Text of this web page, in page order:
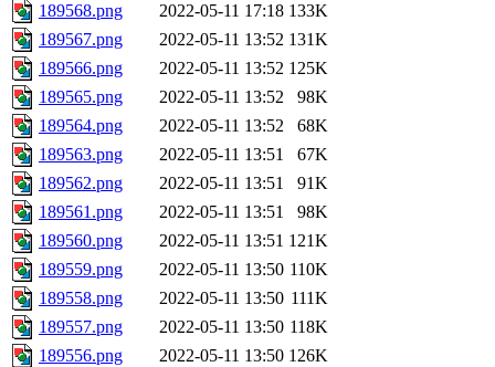
189568.png
2022-05-11 17:18 133K
189567.png
2022-05-11 13:52 131K
189566.png
2022-05-11 13:52 125K
189565.png
2022-05-11 13:52
98K
189564.png
2022-05-11 13:52
68K
189563.png
2022-05-11 13:51
67K
189562.png
2022-05-11 13:51
91K
189561.png
2022-05-11 13:51
98K
189560.png
2022-05-11 13:51 121K
189559.png
2022-05-11 13:50 110K
189558.png
2022-05-11 13:50 111K
189557.png
2022-05-11 13:50 118K
189556.png
2022-05-11 13:50 126K